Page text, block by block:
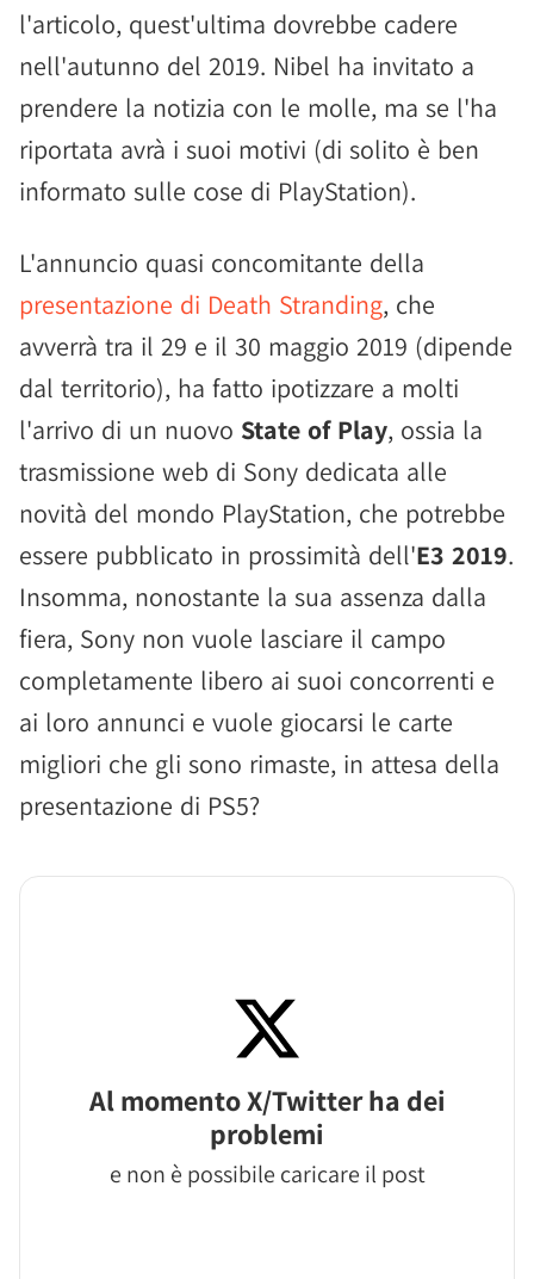
l'articolo, quest'ultima dovrebbe cadere
nell'autunno del 2019. Nibel ha invitato a
prendere la notizia con le molle, ma se l'ha
riportata avrà i suoi motivi (di solito è ben
informato sulle cose di PlayStation).
L'annuncio quasi concomitante della
presentazione di Death Stranding, che
avverrà tra il 29 e il 30 maggio 2019 (dipende
dal territorio), ha fatto ipotizzare a molti
l'arrivo di un nuovo State of Play, ossia la
trasmissione web di Sony dedicata alle
novità del mondo PlayStation, che potrebbe
essere pubblicato in prossimità dell'E3 2019.
Insomma, nonostante la sua assenza dalla
fiera, Sony non vuole lasciare il campo
completamente libero ai suoi concorrenti e
ai loro annunci e vuole giocarsi le carte
migliori che gli sono rimaste, in attesa della
presentazione di PS5?
Al momento X/Twitter ha dei
problemi
e non è possibile caricare il post